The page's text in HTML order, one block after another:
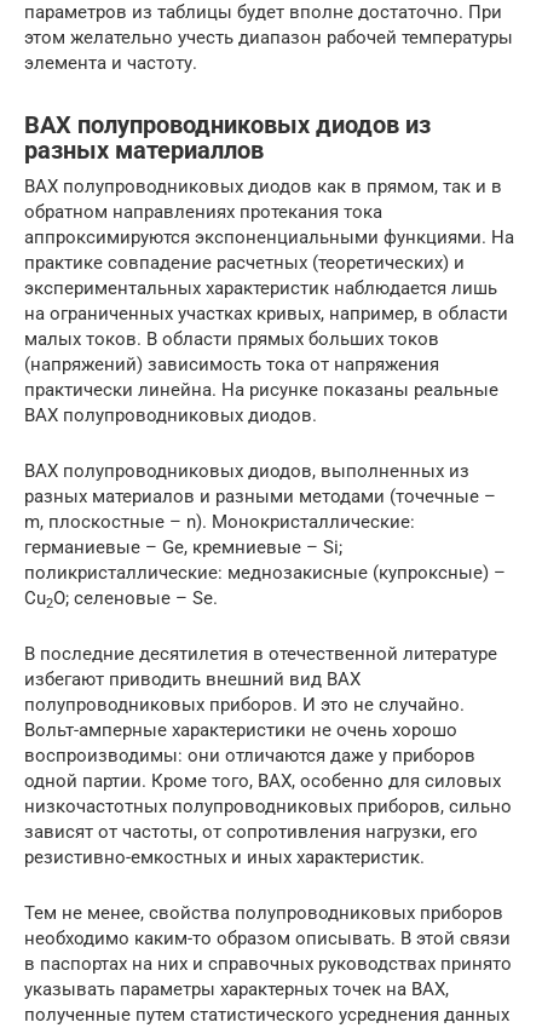
параметров из таблицы будет вполне достаточно. При
этом желательно учесть диапазон рабочей температуры
элемента и частоту.
ВАХ полупроводниковых диодов из
разных материаллов
ВАХ полупроводниковых диодов как в прямом, так и в
обратном направлениях протекания тока
аппроксимируются экспоненциальными функциями. На
практике совпадение расчетных (теоретических) и
экспериментальных характеристик наблюдается лишь
на ограниченных участках кривых, например, в области
малых токов. В области прямых больших токов
(напряжений) зависимость тока от напряжения
практически линейна. На рисунке показаны реальные
ВАХ полупроводниковых диодов.
ВАХ полупроводниковых диодов, выполненных из
разных материалов и разными методами (точечные –
m, плоскостные – n). Монокристаллические:
германиевые – Ge, кремниевые – Si;
поликристаллические: меднозакисные (купроксные) –
Cu2O; селеновые – Se.
В последние десятилетия в отечественной литературе
избегают приводить внешний вид ВАХ
полупроводниковых приборов. И это не случайно.
Вольт-амперные характеристики не очень хорошо
воспроизводимы: они отличаются даже у приборов
одной партии. Кроме того, ВАХ, особенно для силовых
низкочастотных полупроводниковых приборов, сильно
зависят от частоты, от сопротивления нагрузки, его
резистивно-емкостных и иных характеристик.
Тем не менее, свойства полупроводниковых приборов
необходимо каким-то образом описывать. В этой связи
в паспортах на них и справочных руководствах принято
указывать параметры характерных точек на ВАХ,
полученные путем статистического усреднения данных